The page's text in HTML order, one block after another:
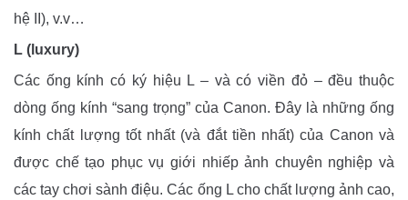
hệ II), v.v…
L (luxury)
Các ống kính có ký hiệu L – và có viền đỏ – đều thuộc
dòng ống kính “sang trọng” của Canon. Đây là những ống
kính chất lượng tốt nhất (và đắt tiền nhất) của Canon và
được chế tạo phục vụ giới nhiếp ảnh chuyên nghiệp và
các tay chơi sành điệu. Các ống L cho chất lượng ảnh cao,